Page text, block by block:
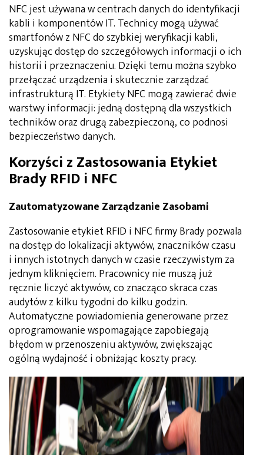
NFC jest używana w centrach danych do identyfikacji
kabli i komponentów IT. Technicy mogą używać
smartfonów z NFC do szybkiej weryfikacji kabli,
uzyskując dostęp do szczegółowych informacji o ich
historii i przeznaczeniu. Dzięki temu można szybko
przełączać urządzenia i skutecznie zarządzać
infrastrukturą IT. Etykiety NFC mogą zawierać dwie
warstwy informacji: jedną dostępną dla wszystkich
techników oraz drugą zabezpieczoną, co podnosi
bezpieczeństwo danych.
Korzyści z Zastosowania Etykiet
Brady RFID i NFC
Zautomatyzowane Zarządzanie Zasobami
Zastosowanie etykiet RFID i NFC firmy Brady pozwala
na dostęp do lokalizacji aktywów, znaczników czasu
i innych istotnych danych w czasie rzeczywistym za
jednym kliknięciem. Pracownicy nie muszą już
ręcznie liczyć aktywów, co znacząco skraca czas
audytów z kilku tygodni do kilku godzin.
Automatyczne powiadomienia generowane przez
oprogramowanie wspomagające zapobiegają
błędom w przenoszeniu aktywów, zwiększając
ogólną wydajność i obniżając koszty pracy.